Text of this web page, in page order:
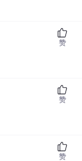
赞
赞
赞